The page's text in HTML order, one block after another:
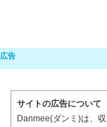
サイトの広告について
Danmee(ダンミ)は、